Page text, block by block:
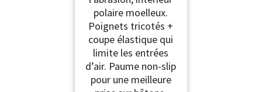
polaire moelleux.
Poignets tricotés +
coupe élastique qui
limite les entrées
d’air. Paume non-slip
pour une meilleure